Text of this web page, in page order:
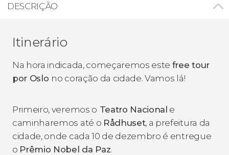
DESCRIÇÃO
Itinerário
Na hora indicada, começaremos este free tour
por Oslo no coração da cidade. Vamos lá!
Primeiro, veremos o Teatro Nacional e
caminharemos até o Rådhuset, a prefeitura da
cidade, onde cada 10 de dezembro é entregue
o Prêmio Nobel da Paz.